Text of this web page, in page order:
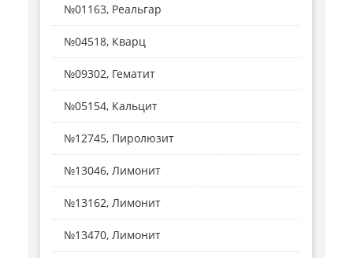
№01163, Реальгар
№04518, Кварц
№09302, Гематит
№05154, Кальцит
№12745, Пиролюзит
№13046, Лимонит
№13162, Лимонит
№13470, Лимонит